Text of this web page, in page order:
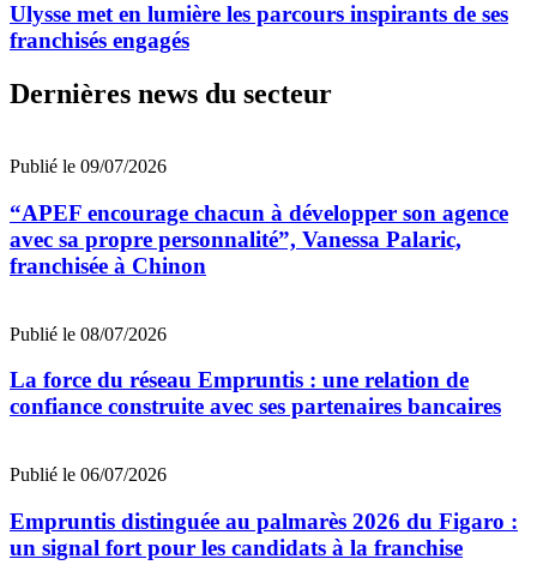
Ulysse met en lumière les parcours inspirants de ses
franchisés engagés
Dernières news du secteur
Publié le 09/07/2026
“APEF encourage chacun à développer son agence
avec sa propre personnalité”, Vanessa Palaric,
franchisée à Chinon
Publié le 08/07/2026
La force du réseau Empruntis : une relation de
confiance construite avec ses partenaires bancaires
Publié le 06/07/2026
Empruntis distinguée au palmarès 2026 du Figaro :
un signal fort pour les candidats à la franchise